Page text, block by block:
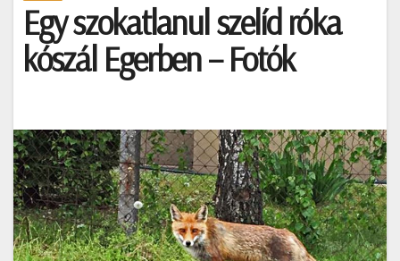
Egy szokatlanul szelíd róka
kószál Egerben – Fotók